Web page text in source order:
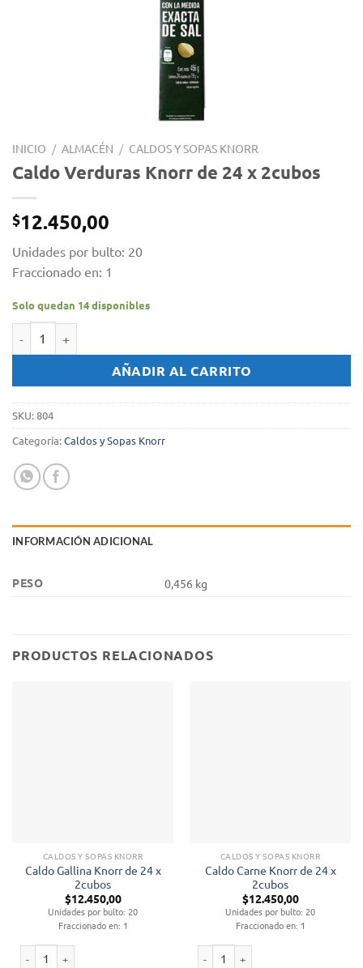
INICIO / ALMACÉN / CALDOS Y SOPAS KNORR
Caldo Verduras Knorr de 24 x 2cubos
$12.450,00
Unidades por bulto: 20
Fraccionado en: 1
Solo quedan 14 disponibles
Caldo Verduras Knorr de 24 x 2cubos cantidad
AÑADIR AL CARRITO
SKU:804
Categoría:Caldos y Sopas Knorr
INFORMACIÓN ADICIONAL
PESO 0,456 kg
PRODUCTOS RELACIONADOS
CALDOS Y SOPAS KNORR
Caldo Gallina Knorr de 24 x
2cubos
$12.450,00
Unidades por bulto: 20
Fraccionado en: 1
CALDOS Y SOPAS KNORR
Caldo Carne Knorr de 24 x
2cubos
$12.450,00
Unidades por bulto: 20
Fraccionado en: 1